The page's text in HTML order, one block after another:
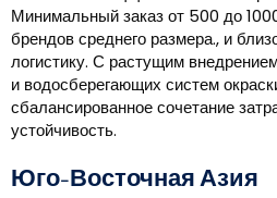
Минимальный заказ от 500 до
брендов среднего размера., и
логистику. С растущим
и водосберегающих систем
сбалансированное сочетание
устойчивость.
Юго-Восточная Азия